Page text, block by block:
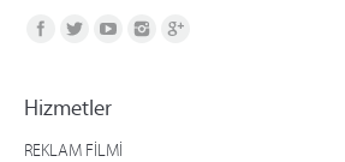
Find us on:
Hizmetler
REKLAM FİLMİ